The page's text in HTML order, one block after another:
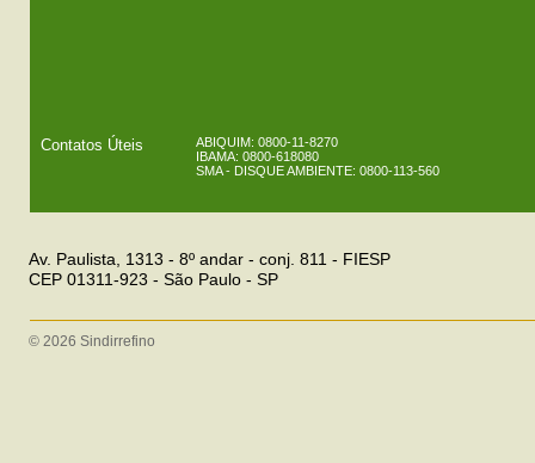
Contatos Úteis
ABIQUIM: 0800-11-8270
IBAMA: 0800-618080
SMA - DISQUE AMBIENTE: 0800-113-560
Av. Paulista, 1313 - 8º andar - conj. 811 - FIESP
CEP 01311-923 - São Paulo - SP
© 2026 Sindirrefino